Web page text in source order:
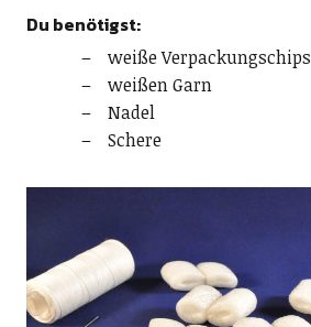
Du benötigst:
weiße Verpackungschips
weißen Garn
Nadel
Schere